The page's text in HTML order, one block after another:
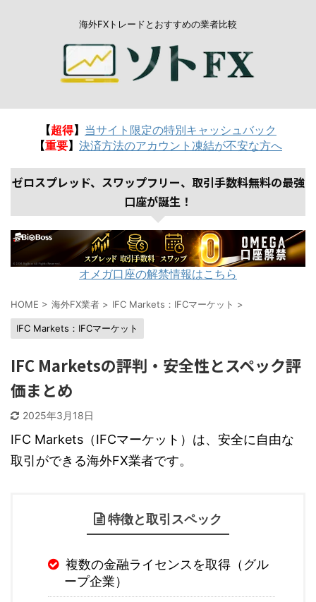
海外FXトレードとおすすめの業者比較
【超得】 当サイト限定の特別キャッシュバック
【重要】 決済方法のアカウント凍結が不安な方へ
ゼロスプレッド、スワップフリー、取引手数料無料の最強
口座が誕生！
オメガ口座の解禁情報はこちら
HOME > 海外FX業者 > IFC Markets：IFCマーケット >
IFC Markets：IFCマーケット
IFC Marketsの評判・安全性とスペック評
価まとめ
2025年3月18日
IFC Markets（IFCマーケット）は、安全に自由な
取引ができる海外FX業者です。
特徴と取引スペック
複数の金融ライセンスを取得（グル
ープ企業）